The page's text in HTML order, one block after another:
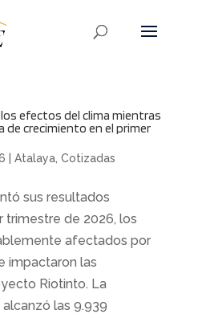
efectos del clima mientras
de crecimiento en el primer
Atalaya, Cotizadas
sus resultados
trimestre de 2026, los
afectados por
impactaron las
Riotinto. La
las 9.939